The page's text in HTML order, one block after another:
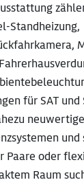
Standheizung,
für SAT und
und
oder
Raum